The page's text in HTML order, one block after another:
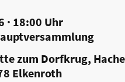
· 18:00 Uhr
zum Dorfkrug,
Elkenroth